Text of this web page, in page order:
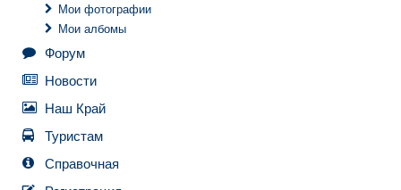
Искать...
Мои фотографии
Мои албомы
Форум
Новости
Наш Край
Туристам
Справочная